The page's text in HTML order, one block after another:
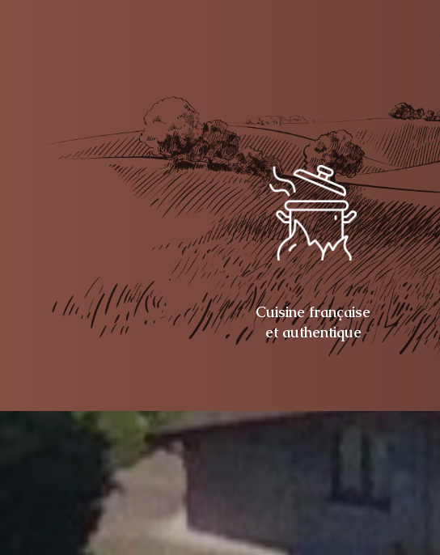
Cuisine française
et authentique